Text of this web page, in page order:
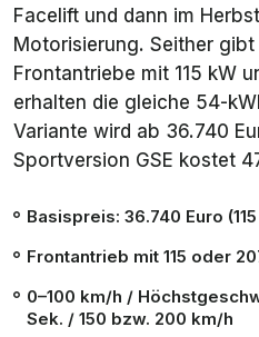
Facelift und dann im
Motorisierung. Seither
Frontantriebe mit 115 kW
erhalten die gleiche 54-
Variante wird ab 36.740
Sportversion GSE kostet
Basispreis: 36.740 Euro
Frontantrieb mit 115 oder
0–100 km/h /
Sek. / 150 bzw. 200 km/h